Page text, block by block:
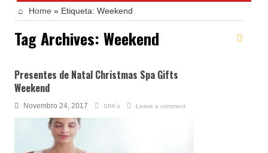
Home » Etiqueta: Weekend
Tag Archives: Weekend
Presentes de Natal Christmas Spa Gifts
Weekend
Novembro 24, 2017 SPA´s Leave a comment